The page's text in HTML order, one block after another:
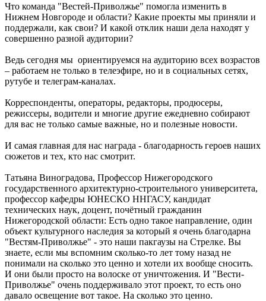
Что команда "Вестей-Приволжье" помогла изменить в
Нижнем Новгороде и области? Какие проекты мы приняли и
поддержали, как свои? И какой отклик наши дела находят у
совершенно разной аудитории?
Ведь сегодня мы ориентируемся на аудиторию всех возрастов
– работаем не только в телеэфире, но и в социальных сетях,
рутубе и телеграм-каналах.
Корреспонденты, операторы, редакторы, продюсеры,
режиссеры, водители и многие другие ежедневно собирают
для вас не только самые важные, но и полезные новости.
И самая главная для нас награда - благодарность героев наших
сюжетов и тех, кто нас смотрит.
Татьяна Виноградова, Профессор Нижегородского
государственного архитектурно-строительного университета,
профессор кафедры ЮНЕСКО ННГАСУ, кандидат
технических наук, доцент, почётный гражданин
Нижегородской области: Есть одно такое направление, один
объект культурного наследия за который я очень благодарна
"Вестям-Приволжье" - это наши пакгаузы на Стрелке. Вы
знаете, если мы вспомним сколько-то лет тому назад не
понимали на сколько это ценно и хотели их вообще сносить.
И они были просто на волоске от уничтожения. И "Вести-
Приволжье" очень поддерживало этот проект, то есть оно
давало освещение вот такое. На сколько это ценно.